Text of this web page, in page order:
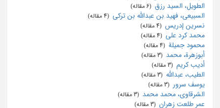
الطویل، السید رزق
السبیعی، فهید بن عبدالله بن ترکی
نسرین إدریس
محمد کرد علی
محمود جمیلة
أبوزهرة، محمد
أدیب کریم
الطیب، عبدالله
یوسف سرور
الشرقاوی، محمد محمد
عمر طلعت زهران